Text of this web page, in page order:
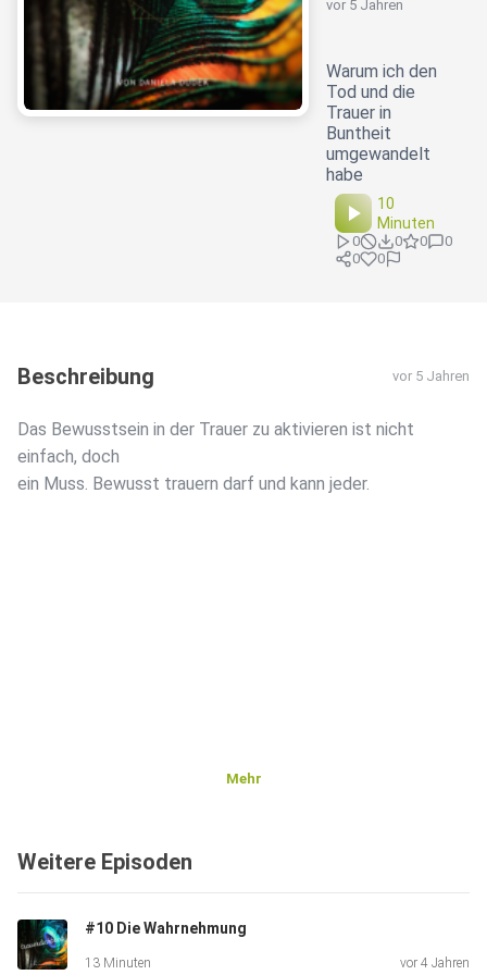
vor 5 Jahren
Warum ich den
Tod und die
Trauer in
Buntheit
umgewandelt
habe
10
Minuten
0 0 0
0
0
0
Beschreibung vor 5 Jahren
Das Bewusstsein in der Trauer zu aktivieren ist nicht
einfach, doch
ein Muss. Bewusst trauern darf und kann jeder.
Mehr
Weitere Episoden
#10 Die Wahrnehmung
13 Minuten vor 4 Jahren